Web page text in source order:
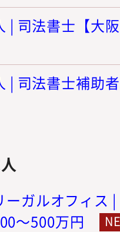
| 司法書士【大
| 司法書士補助
ガルオフィス
～500万円